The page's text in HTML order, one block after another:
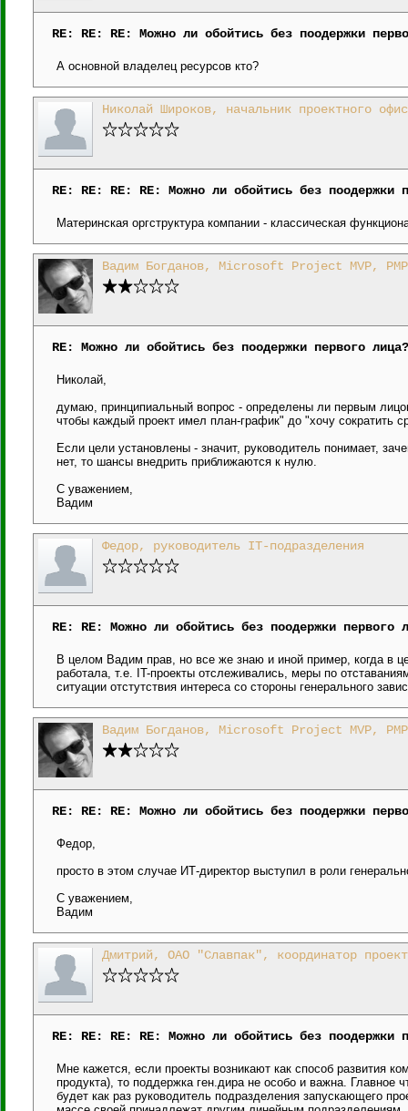
RE: RE: RE: Можно ли обойтись без поодержки
А основной владелец ресурсов кто?
Николай Широков, начальник проектного
RE: RE: RE: RE: Можно ли обойтись без поодержки
Материнская оргструктура компании - классическая
Вадим Богданов, Microsoft Project MVP,
RE: Можно ли обойтись без поодержки первого лица?
Николай,
думаю, принципиальный вопрос - определены ли первым
чтобы каждый проект имел план-график" до "хочу сократить
Если цели установлены - значит, руководитель понимает,
нет, то шансы внедрить приближаются к нулю.
С уважением,
Вадим
Федор, руководитель IT-подразделения
RE: RE: Можно ли обойтись без поодержки первого
В целом Вадим прав, но все же знаю и иной пример, когда в
работала, т.е. IT-проекты отслеживались, меры по
ситуации отстутствия интереса со стороны генерального
Вадим Богданов, Microsoft Project MVP,
RE: RE: RE: Можно ли обойтись без поодержки
Федор,
просто в этом случае ИТ-директор выступил в роли
С уважением,
Вадим
Дмитрий, ОАО "Славпак", координатор
RE: RE: RE: RE: Можно ли обойтись без поодержки
Мне кажется, если проекты возникают как способ развития
продукта), то поддержка ген.дира не особо и важна.
будет как раз руководитель подразделения запускающего